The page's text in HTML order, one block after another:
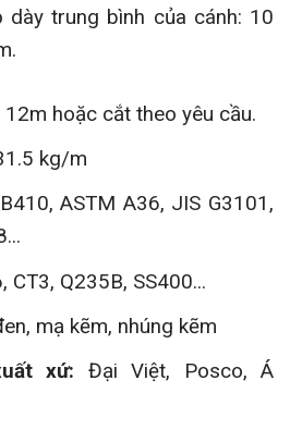
dày trung bình của cánh: 10
12m hoặc cắt theo yêu cầu.
kg/m
ASTM A36, JIS G3101,
CT3, Q235B, SS400...
mạ kẽm, nhúng kẽm
xứ: Đại Việt, Posco, Á